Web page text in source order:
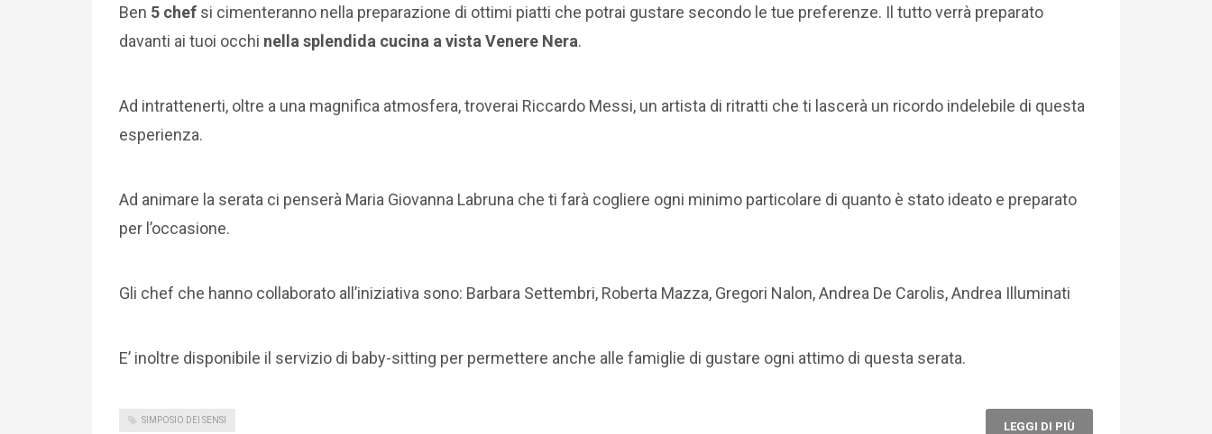
Ben 5 chef si cimenteranno nella preparazione di ottimi piatti che potrai gustare secondo le tue preferenze. Il tutto verrà preparato
davanti ai tuoi occhi nella splendida cucina a vista Venere Nera.
Ad intrattenerti, oltre a una magnifica atmosfera, troverai Riccardo Messi, un artista di ritratti che ti lascerà un ricordo indelebile di questa
esperienza.
Ad animare la serata ci penserà Maria Giovanna Labruna che ti farà cogliere ogni minimo particolare di quanto è stato ideato e preparato
per l’occasione.
Gli chef che hanno collaborato all’iniziativa sono: Barbara Settembri, Roberta Mazza, Gregori Nalon, Andrea De Carolis, Andrea Illuminati
E’ inoltre disponibile il servizio di baby-sitting per permettere anche alle famiglie di gustare ogni attimo di questa serata.
SIMPOSIO DEI SENSI LEGGI DI PIÙ